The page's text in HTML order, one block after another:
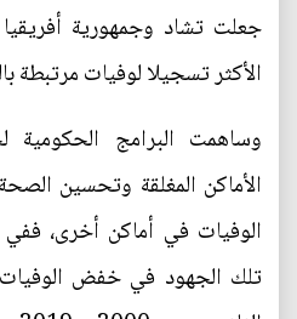
جعلت تشاد وجمهورية
الأكثر تسجيلا لوفيات مرتبطة
وساهمت البرامج
الأماكن المغلقة وتحسين
الوفيات في أماكن أخرى، ففي
تلك الجهود في خفض الوفيات